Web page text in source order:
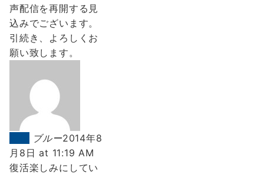
声配信を再開する見
込みでございます。
引続き、よろしくお
願い致します。
ブルー2014年8
月8日 at 11:19 AM
復活楽しみにしてい